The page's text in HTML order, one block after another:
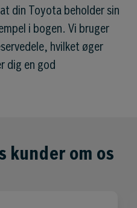
din Toyota beholder sin
i bogen. Vi bruger
hvilket øger
dig en god
kunder om os